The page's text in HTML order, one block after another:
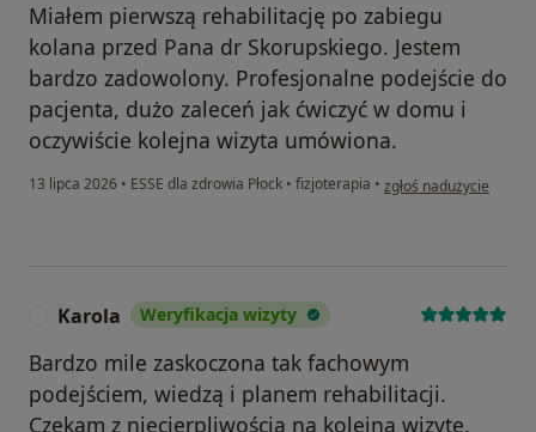
Miałem pierwszą rehabilitację po zabiegu
kolana przed Pana dr Skorupskiego. Jestem
bardzo zadowolony. Profesjonalne podejście do
pacjenta, dużo zaleceń jak ćwiczyć w domu i
oczywiście kolejna wizyta umówiona.
13 lipca 2026 • ESSE dla zdrowia Płock • fizjoterapia • w opinii użytkownika
zgłoś nadużycie
Karola Weryfikacja wizyty
Bardzo mile zaskoczona tak fachowym
podejściem, wiedzą i planem rehabilitacji.
Czekam z niecierpliwością na kolejną wizytę.